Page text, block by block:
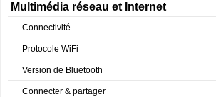
Multimédia réseau et Internet
Connectivité
Protocole WiFi
Version de Bluetooth
Connecter & partager